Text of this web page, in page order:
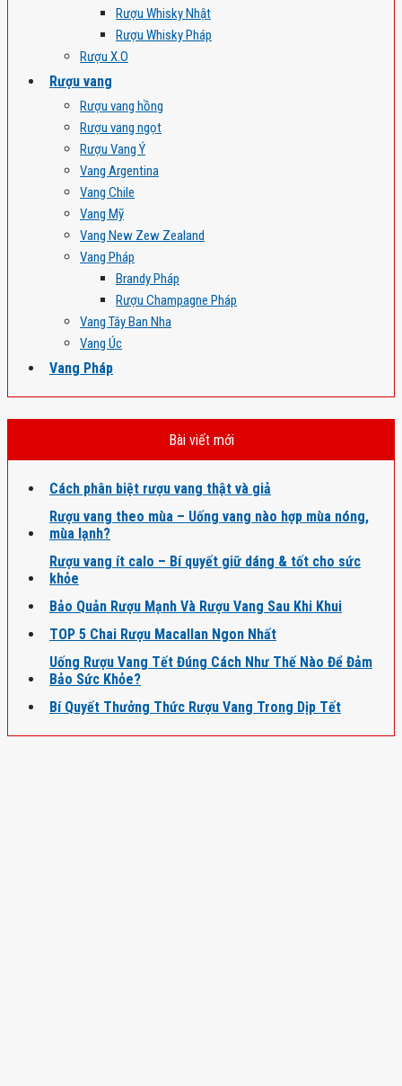
Rượu Whisky Nhật
Rượu Whisky Pháp
Rượu X.O
Rượu vang
Rượu vang hồng
Rượu vang ngọt
Rượu Vang Ý
Vang Argentina
Vang Chile
Vang Mỹ
Vang New Zew Zealand
Vang Pháp
Brandy Pháp
Rượu Champagne Pháp
Vang Tây Ban Nha
Vang Úc
Vang Pháp
Bài viết mới
Cách phân biệt rượu vang thật và giả
Rượu vang theo mùa – Uống vang nào hợp mùa nóng,
mùa lạnh?
Rượu vang ít calo – Bí quyết giữ dáng & tốt cho sức
khỏe
Bảo Quản Rượu Mạnh Và Rượu Vang Sau Khi Khui
TOP 5 Chai Rượu Macallan Ngon Nhất
Uống Rượu Vang Tết Đúng Cách Như Thế Nào Để Đảm
Bảo Sức Khỏe?
Bí Quyết Thưởng Thức Rượu Vang Trong Dịp Tết